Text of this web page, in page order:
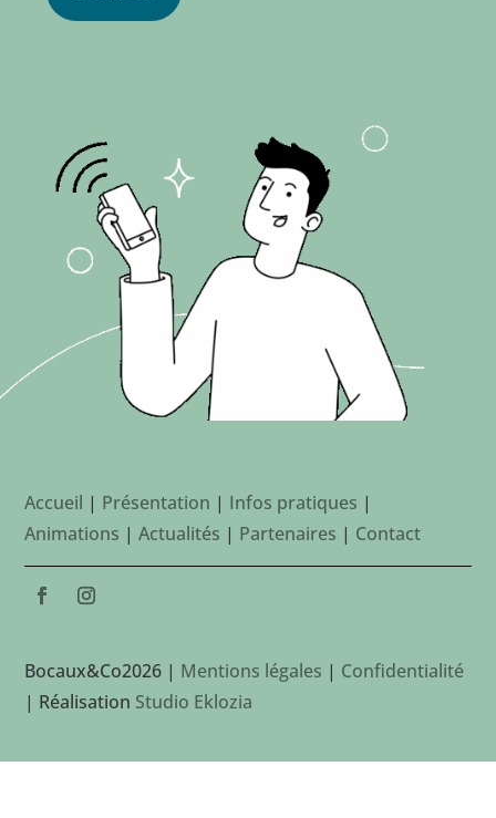
Accueil | Présentation | Infos pratiques |
Animations |Actualités | Partenaires | Contact
Bocaux&Co2026 | Mentions légales | Confidentialité
| Réalisation Studio Eklozia